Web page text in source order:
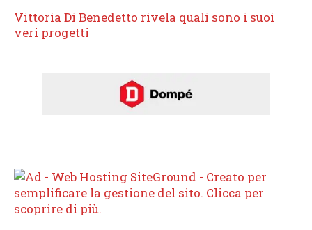
Vittoria Di Benedetto rivela quali sono i suoi
veri progetti